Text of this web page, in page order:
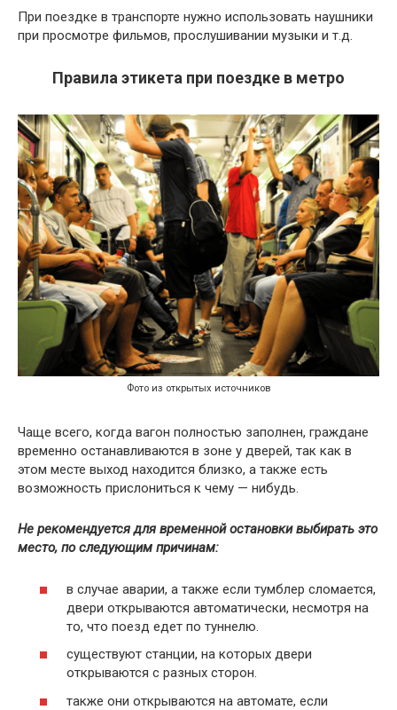
При поездке в транспорте нужно использовать наушники
при просмотре фильмов, прослушивании музыки и т.д.
Правила этикета при поездке в метро
Фото из открытых источников
Чаще всего, когда вагон полностью заполнен, граждане
временно останавливаются в зоне у дверей, так как в
этом месте выход находится близко, а также есть
возможность прислониться к чему — нибудь.
Не рекомендуется для временной остановки выбирать это
место, по следующим причинам:
в случае аварии, а также если тумблер сломается,
двери открываются автоматически, несмотря на
то, что поезд едет по туннелю.
существуют станции, на которых двери
открываются с разных сторон.
также они открываются на автомате, если